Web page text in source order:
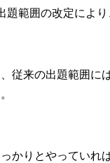
題範囲の改定によ
従来の出題範囲
かりとやっていれ